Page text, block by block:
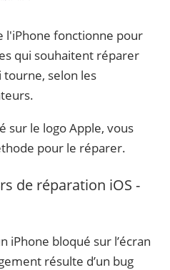
l'iPhone fonctionne pour
qui souhaitent réparer
selon les
sur le logo Apple, vous
pour le réparer.
de réparation iOS -
iPhone bloqué sur l’écran
résulte d’un bug